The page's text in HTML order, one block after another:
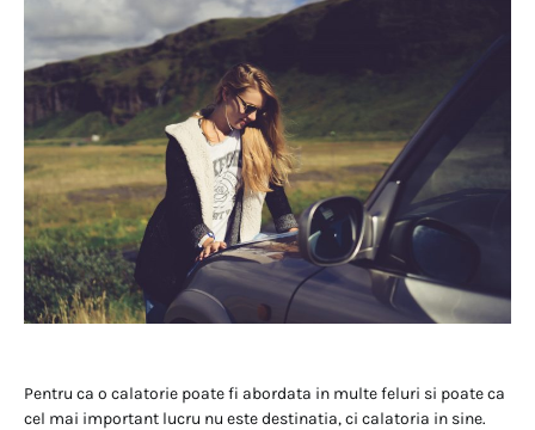
Pentru ca o calatorie poate fi abordata in multe feluri si poate ca
cel mai important lucru nu este destinatia, ci calatoria in sine.